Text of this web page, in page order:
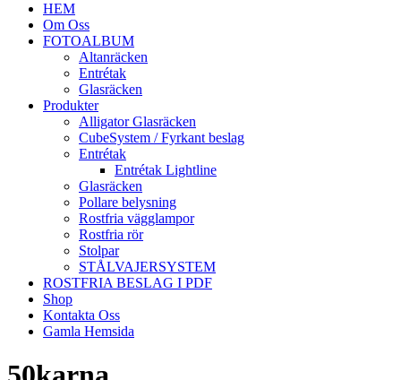
HEM
Om Oss
FOTOALBUM
Altanräcken
Entrétak
Glasräcken
Produkter
Alligator Glasräcken
CubeSystem / Fyrkant beslag
Entrétak
Entrétak Lightline
Glasräcken
Pollare belysning
Rostfria vägglampor
Rostfria rör
Stolpar
STÅLVAJERSYSTEM
ROSTFRIA BESLAG I PDF
Shop
Kontakta Oss
Gamla Hemsida